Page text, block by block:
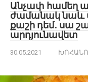
Անչափ համեղ
ժամանակ նաև
քաշի դեմ․ սա
արդյունավետ
30.05.2021